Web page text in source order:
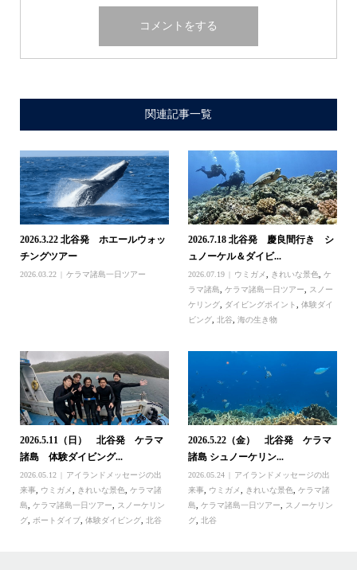
関連記事一覧
2026.3.22 北谷発 ホエールウォッ
チングツアー
2026.03.22 ケラマ諸島一日ツアー
2026.7.18 北谷発 慶良間行き シ
ュノーケル＆ダイビ...
2026.07.19 ウミガメ きれいな景色 ,ケ
ラマ諸島
,ケラマ諸島一日ツアー
スノー
ケリング
ダイビングポイント ,体験ダイ
ビング ,北谷 ,海の生き物
2026.5.11（日） 北谷発 ケラマ
諸島 体験ダイビング...
2026.05.12
アイランドメッセージの出
来事, ウミガメ, きれいな景色, ケラマ諸
島, ケラマ諸島一日ツアー, スノーケリン
グ, ボートダイブ, 体験ダイビング, 北谷
2026.5.22（金） 北谷発 ケラマ
諸島 シュノーケリン...
2026.05.24
アイランドメッセージの出
来事, ウミガメ, きれいな景色,ケラマ諸
島,ケラマ諸島一日ツアー, スノーケリン
グ,北谷